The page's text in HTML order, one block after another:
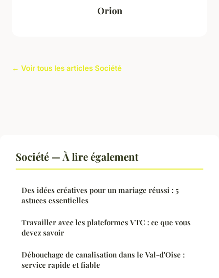
Orion
← Voir tous les articles Société
Société — À lire également
Des idées créatives pour un mariage réussi : 5
astuces essentielles
Travailler avec les plateformes VTC : ce que vous
devez savoir
Débouchage de canalisation dans le Val-d'Oise :
service rapide et fiable